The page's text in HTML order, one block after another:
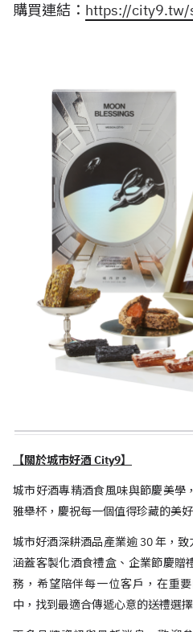
購買連結： https://
【關於城市好酒 City9】
城市好酒專精酒食風味與節慶美學
雅舉杯，慶祝每一個值得珍藏的美好
城市好酒深耕酒品產業逾 30 年，致
涵蓋客製化酒食禮盒、企業節慶贈
務，希望陪伴每一位客戶，在重
中，找到最適合傳遞心意的送禮選擇